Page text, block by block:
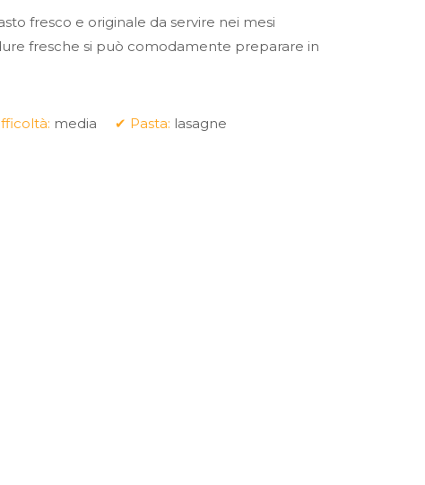
fresco e originale da servire nei mesi
fresche si può comodamente preparare in
media ✔ Pasta: lasagne